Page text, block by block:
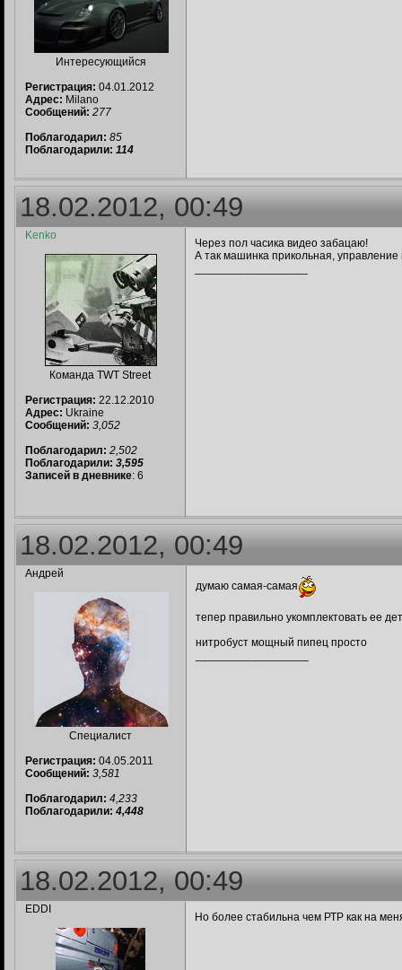
Интересующийся
Регистрация: 04.01.2012
Адрес: Milano
Сообщений: 277
Поблагодарил: 85
Поблагодарили: 114
18.02.2012, 00:49
Kenko
Команда TWT Street
Регистрация: 22.12.2010
Адрес: Ukraine
Сообщений: 3,052
Поблагодарил: 2,502
Поблагодарили: 3,595
Записей в дневнике: 6
Через пол часика видео забацаю!
А так машинка прикольная, управление
18.02.2012, 00:49
Андрей
Специалист
Регистрация: 04.05.2011
Сообщений: 3,581
Поблагодарил: 4,233
Поблагодарили: 4,448
думаю самая-самая
тепер правильно укомплектовать ее
нитробуст мощный пипец просто
18.02.2012, 00:49
EDDI
Но более стабильна чем РТР как на